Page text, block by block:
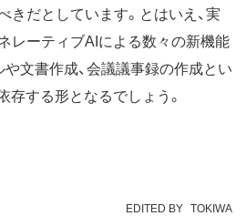
きだとしています。とはいえ、実
レーティブAIによる数々の新機能
や文書作成、会議議事録の作成とい
存する形となるでしょう。
EDITED BY TOKIWA